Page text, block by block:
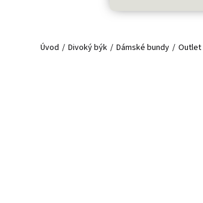
Úvod Divoký býk Dámské bundy Outlet